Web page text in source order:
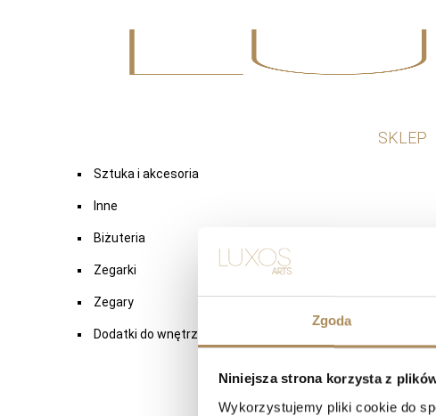
Zgoda
Niniejsza strona korzysta z
Wykorzystujemy pliki cookie do
SKLEP
Nie
Sztuka i akcesoria
Inne
Biżuteria
Zegarki
Zegary
Dodatki do wnętrz